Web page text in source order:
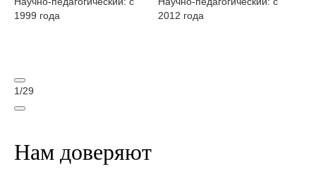
1999 года
2012 года
1/29
Нам доверяют